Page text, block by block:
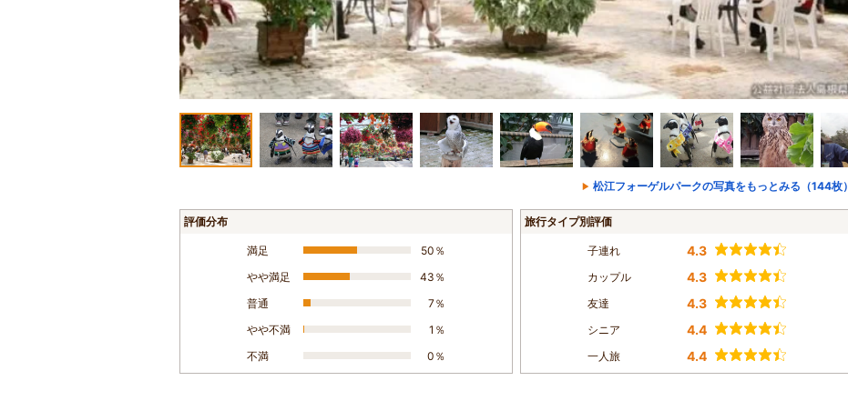
松江フォーゲルパークの写真をもっとみる（144枚）
評価分布
満足
50％
やや満足
43％
普通
7％
やや不満
1％
不満
0％
旅行タイプ別評価
子連れ 4.3
カップル 4.3
友達 4.3
シニア 4.4
一人旅 4.4